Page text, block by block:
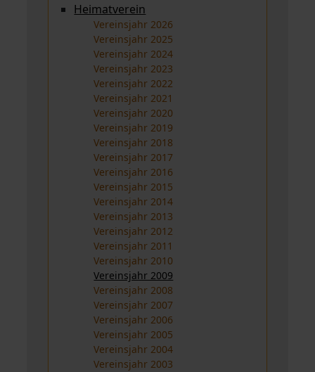
Heimatverein
Vereinsjahr 2026
Vereinsjahr 2025
Vereinsjahr 2024
Vereinsjahr 2023
Vereinsjahr 2022
Vereinsjahr 2021
Vereinsjahr 2020
Vereinsjahr 2019
Vereinsjahr 2018
Vereinsjahr 2017
Vereinsjahr 2016
Vereinsjahr 2015
Vereinsjahr 2014
Vereinsjahr 2013
Vereinsjahr 2012
Vereinsjahr 2011
Vereinsjahr 2010
Vereinsjahr 2009
Vereinsjahr 2008
Vereinsjahr 2007
Vereinsjahr 2006
Vereinsjahr 2005
Vereinsjahr 2004
Vereinsjahr 2003